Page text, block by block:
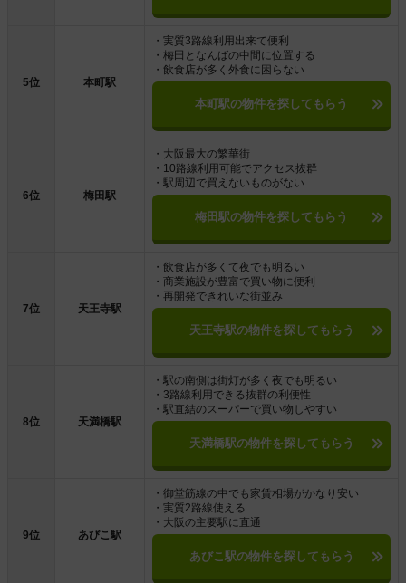
5位 本町駅
・実質3路線利用出来て便利
・梅田となんばの中間に位置する
・飲食店が多く外食に困らない
本町駅の物件を探してもらう
6位 梅田駅
・大阪最大の繁華街
・10路線利用可能でアクセス抜群
・駅周辺で買えないものがない
梅田駅の物件を探してもらう
7位 天王寺駅
・飲食店が多くて夜でも明るい
・商業施設が豊富で買い物に便利
・再開発できれいな街並み
天王寺駅の物件を探してもらう
8位 天満橋駅
・駅の南側は街灯が多く夜でも明るい
・3路線利用できる抜群の利便性
・駅直結のスーパーで買い物しやすい
天満橋駅の物件を探してもらう
9位 あびこ駅
・御堂筋線の中でも家賃相場がかなり安い
・実質2路線使える
・大阪の主要駅に直通
あびこ駅の物件を探してもらう